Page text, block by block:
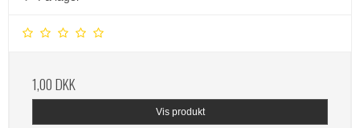
1,00 DKK
Vis produkt